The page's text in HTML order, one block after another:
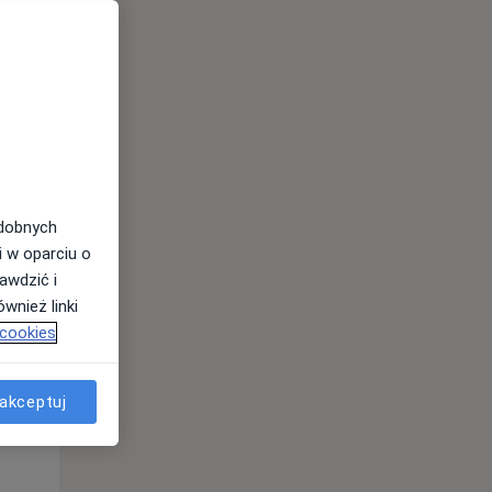
Śr,
12 Sie
w oparciu o
i
linki